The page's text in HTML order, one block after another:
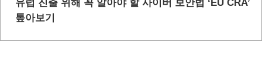
유럽 진출 위해 꼭 알아야 할 사이버 보안법 ‘EU CRA’
톺아보기